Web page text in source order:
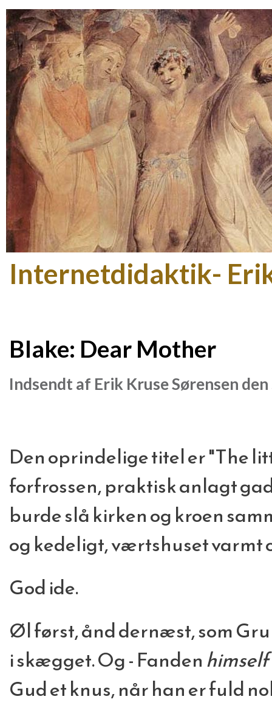
Gå
Internetdidaktik-
Blake: Dear Mother
Indsendt af Erik Kruse Sørensen den
Den oprindelige titel er "The
forfrossen, praktisk anlagt
burde slå kirken og kroen
og kedeligt, værtshuset varmt
God ide.
Øl først, ånd dernæst, som
i skægget. Og - Fandenhimself
Gud et knus, når han er fuld